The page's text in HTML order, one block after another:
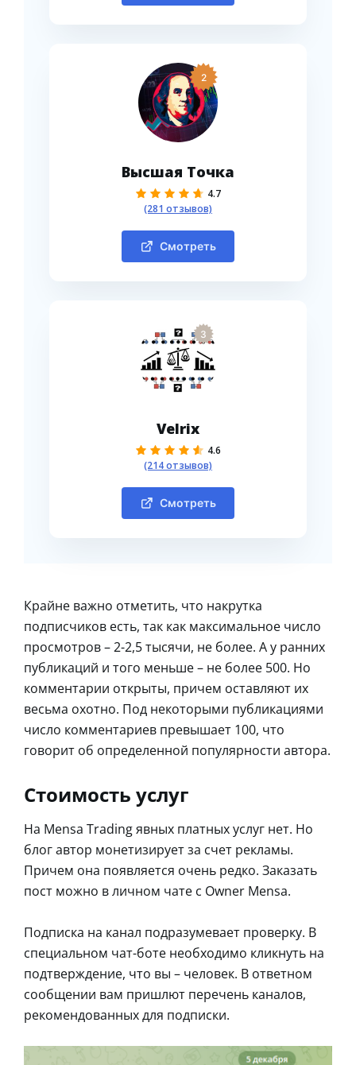
2
Высшая Точка
4.7
(281 отзывов)
Смотреть
3
Velrix
4.6
(214 отзывов)
Смотреть
Крайне важно отметить, что накрутка
подписчиков есть, так как максимальное число
просмотров – 2-2,5 тысячи, не более. А у ранних
публикаций и того меньше – не более 500. Но
комментарии открыты, причем оставляют их
весьма охотно. Под некоторыми публикациями
число комментариев превышает 100, что
говорит об определенной популярности автора.
Стоимость услуг
На Mensa Trading явных платных услуг нет. Но
блог автор монетизирует за счет рекламы.
Причем она появляется очень редко. Заказать
пост можно в личном чате с Owner Mensa.
Подписка на канал подразумевает проверку. В
специальном чат-боте необходимо кликнуть на
подтверждение, что вы – человек. В ответном
сообщении вам пришлют перечень каналов,
рекомендованных для подписки.